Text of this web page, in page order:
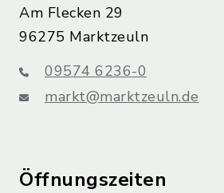
Am Flecken 29
96275 Marktzeuln
09574 6236-0
markt@marktzeuln.de
Öffnungszeiten